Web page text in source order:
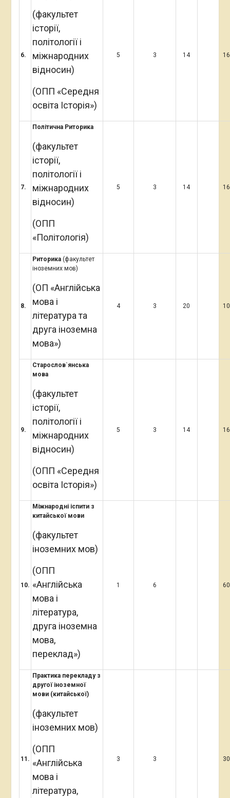
6.
(факультет
історії,
політології і
міжнародних
відносин)
(ОПП «Середня
освіта Історія»)
5 3 14 16
7.
Політична Риторика
(факультет
історії,
політології і
міжнародних
відносин)
(ОПП
«Політологія)
5 3 14 16
8.
Риторика (факультет
іноземних мов)
(ОП «Англійська
мова і
література та
друга іноземна
мова»)
4 3 20 10
9.
Старослов`янська
мова
(факультет
історії,
політології і
міжнародних
відносин)
(ОПП «Середня
освіта Історія»)
5 3 14 16
1 0.
Міжнародні іспити з
китайської мови
(факультет
іноземних мов)
(ОПП
«Англійська
мова і
література,
друга іноземна
мова,
переклад»)
1 6 60
1 1 .
Практика перекладу з
другої іноземної
мови (китайської)
(факультет
іноземних мов)
(ОПП
«Англійська
мова і
література,
3 3 30